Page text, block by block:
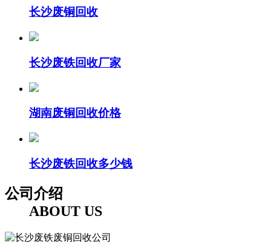
长沙废铜回收
长沙废铁回收厂家
湖南废铜回收价格
长沙废铁回收多少钱
公司介绍
ABOUT US